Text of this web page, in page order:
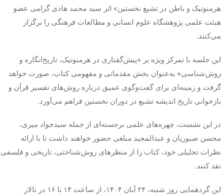
هرمنوتیک و باطن در تشیع نخستین» اثر سید محمد هادی گرامی عضو
هیئت علمی پژوهشگاه علوم انسانی و مطالعات فرهنگی را برگزار
می‌کنند.
این جلسه با تمرکز ویژه بر «پیش‌گفتاری در هرمنوتیک، تاریخ‌انگاره و
روش‌شناسی» به‌عنوان بخش مقدماتی و مفهومی کتاب، صورت خواهد
گرفت و زمینه‌ای برای گفت‌وگوی عمیق درباره روش‌های تفسیر قرآن و
بازخوانی تاریخ اندیشه تشیع در دوران نخستین فراهم می‌آورد.
در این نشست، چهره‌های علمی برجسته‌ای از جمله سیدجواد میری،
محسن صبوریان و عبدالمجید مبلغی حضور خواهند داشت تا با ارائه
نظرات تحلیلی خود، کتاب را از منظرهای روش‌شناختی، تاریخی و فلسفی
نقد کنند.
این گردهمایی روز شنبه، ۲۴ آبان ۱۴۰۴، از ساعت ۱۴ تا ۱۶ در تالار